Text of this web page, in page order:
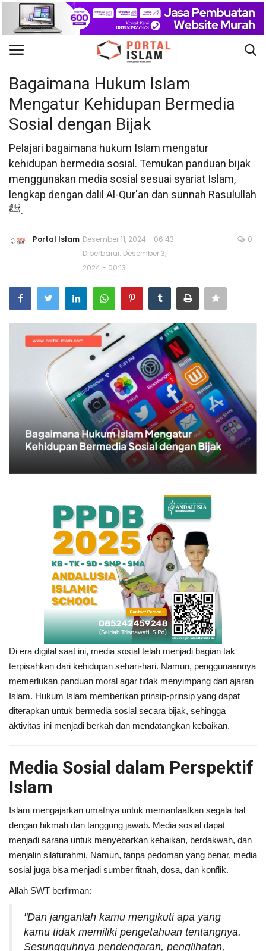
Gabung Daftar
Beranda
Berita Islam
Nasional
Bisnis
Al-Qur'an Online
Olahraga
Catatan Tarbiyah
Kesehatan
Bagaimana Hukum Islam
Mengatur Kehidupan Bermedia
Sosial dengan Bijak
Pelajari bagaimana hukum Islam mengatur
kehidupan bermedia sosial. Temukan panduan bijak
menggunakan media sosial sesuai syariat Islam,
lengkap dengan dalil Al-Qur'an dan sunnah Rasulullah
ﷺ.
Portal Islam Desember 11, 2024 - 06:43
Diperbarui: Desember 3,
2024 - 00:13
0
Di era digital saat ini, media sosial telah menjadi bagian tak
terpisahkan dari kehidupan sehari-hari. Namun, penggunaannya
memerlukan panduan moral agar tidak menyimpang dari ajaran
Islam. Hukum Islam memberikan prinsip-prinsip yang dapat
diterapkan untuk bermedia sosial secara bijak, sehingga
aktivitas ini menjadi berkah dan mendatangkan kebaikan.
Media Sosial dalam Perspektif
Islam
Islam mengajarkan umatnya untuk memanfaatkan segala hal
dengan hikmah dan tanggung jawab. Media sosial dapat
menjadi sarana untuk menyebarkan kebaikan, berdakwah, dan
menjalin silaturahmi. Namun, tanpa pedoman yang benar, media
sosial juga bisa menjadi sumber fitnah, dosa, dan konflik.
Allah SWT berfirman:
"Dan janganlah kamu mengikuti apa yang
kamu tidak memiliki pengetahuan tentangnya.
Sesungguhnya pendengaran, penglihatan,